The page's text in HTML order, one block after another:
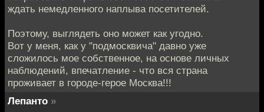
ждать немедленного наплыва посетителей.
Поэтому, выглядеть оно может как угодно.
Вот у меня, как у "подмосквича" давно уже
сложилось мое собственное, на основе личных
наблюдений, впечатление - что вся страна
проживает в городе-герое Москва!!!
Лепанто »